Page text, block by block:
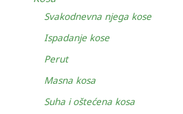
Svakodnevna njega kose
Ispadanje kose
Perut
Masna kosa
Suha i oštećena kosa